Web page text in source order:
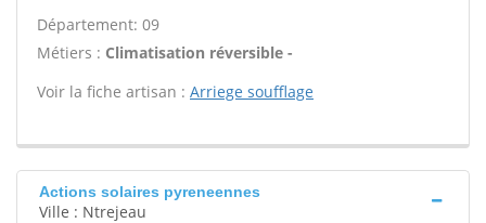
Département: 09
Métiers : Climatisation réversible -
Voir la fiche artisan : Arriege soufflage
Actions solaires pyreneennes
Ville : Ntrejeau